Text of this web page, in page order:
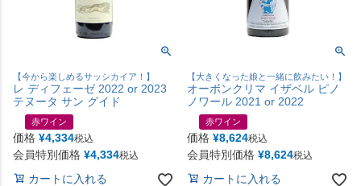
【今から楽しめるサッシカイア！】
レ ディフェーゼ 2022 or 2023
テヌータ サン グイド
赤ワイン
価格 ¥4,334税込
会員特別価格 ¥4,334税込
カートに入れる
【大きくなった娘と一緒に飲みたい！】
オーボンクリマ イザベル ピノ
ノワール 2021 or 2022
赤ワイン
価格 ¥8,624税込
会員特別価格 ¥8,624税込
カートに入れる